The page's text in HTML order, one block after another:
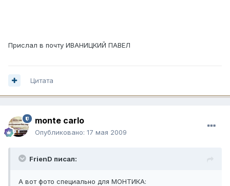
Прислал в почту ИВАНИЦКИЙ ПАВЕЛ
Цитата
monte carlo
Опубликовано: 17 мая 2009
FrienD писал:
А вот фото специально для МОНТИКА: